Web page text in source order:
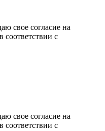
свое согласие на
в соответствии с
свое согласие на
в соответствии с